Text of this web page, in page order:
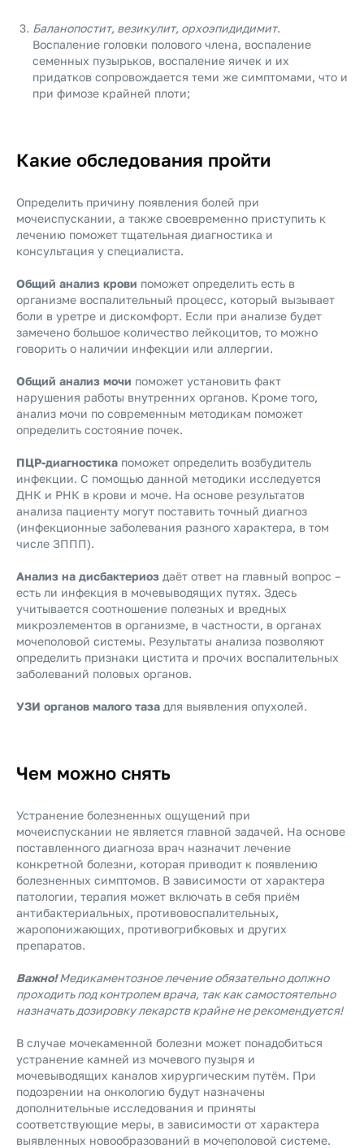
Баланопостит, везикулит, орхоэпидидимит.
Воспаление головки полового члена, воспаление
семенных пузырьков, воспаление яичек и их
придатков сопровождается теми же симптомами, что и
при фимозе крайней плоти;
Какие обследования пройти
Определить причину появления болей при
мочеиспускании, а также своевременно приступить к
лечению поможет тщательная диагностика и
консультация у специалиста.
Общий анализ крови поможет определить есть в
организме воспалительный процесс, который вызывает
боли в уретре и дискомфорт. Если при анализе будет
замечено большое количество лейкоцитов, то можно
говорить о наличии инфекции или аллергии.
Общий анализ мочи поможет установить факт
нарушения работы внутренних органов. Кроме того,
анализ мочи по современным методикам поможет
определить состояние почек.
ПЦР-диагностика поможет определить возбудитель
инфекции. С помощью данной методики исследуется
ДНК и РНК в крови и моче. На основе результатов
анализа пациенту могут поставить точный диагноз
(инфекционные заболевания разного характера, в том
числе ЗППП).
Анализ на дисбактериоз даёт ответ на главный вопрос –
есть ли инфекция в мочевыводящих путях. Здесь
учитывается соотношение полезных и вредных
микроэлементов в организме, в частности, в органах
мочеполовой системы. Результаты анализа позволяют
определить признаки цистита и прочих воспалительных
заболеваний половых органов.
УЗИ органов малого таза для выявления опухолей.
Чем можно снять
Устранение болезненных ощущений при
мочеиспускании не является главной задачей. На основе
поставленного диагноза врач назначит лечение
конкретной болезни, которая приводит к появлению
болезненных симптомов. В зависимости от характера
патологии, терапия может включать в себя приём
антибактериальных, противовоспалительных,
жаропонижающих, противогрибковых и других
препаратов.
Важно!Медикаментозное лечение обязательно должно
проходить под контролем врача, так как самостоятельно
назначать дозировку лекарств крайне не рекомендуется!
В случае мочекаменной болезни может понадобиться
устранение камней из мочевого пузыря и
мочевыводящих каналов хирургическим путём. При
подозрении на онкологию будут назначены
дополнительные исследования и приняты
соответствующие меры, в зависимости от характера
выявленных новообразований в мочеполовой системе.